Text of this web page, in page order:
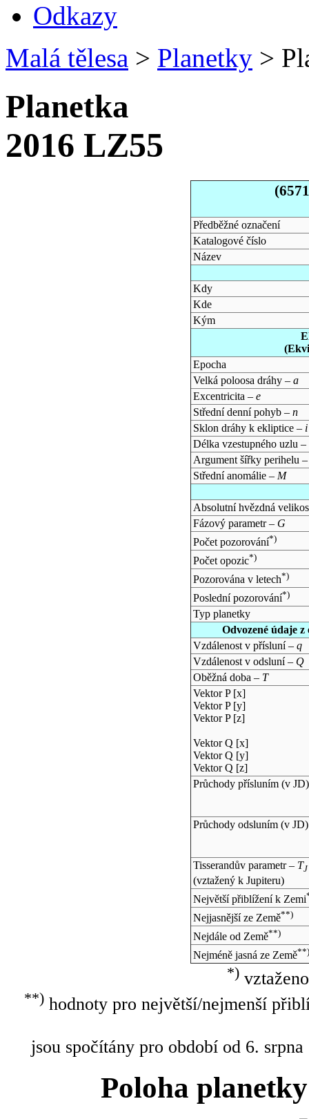
Odkazy
Malá tělesa > Planetky >
Planetka
2016 LZ55
Předběžné označení
Katalogové číslo
Název
Kdy
Kde
Kým
Epocha
Velká poloosa dráhy – a
Excentricita – e
Střední denní pohyb – n
Sklon dráhy k ekliptice – i
Délka vzestupného uzlu –
Argument šířky perihelu
Střední anomálie – M
Absolutní hvězdná
Fázový parametr – G
Počet pozorování*)
Počet opozic*)
Pozorována v letech*)
Poslední pozorování*)
Typ planetky
Odvozené údaje
Vzdálenost v přísluní – q
Vzdálenost v odsluní – Q
Oběžná doba – T
Vektor P [x]
Vektor P [y]
Vektor P [z]
Vektor Q [x]
Vektor Q [y]
Vektor Q [z]
Průchody přísluním (v JD)
Průchody odsluním (v JD)
Tisserandův parametr – TJ
(vztažený k Jupiteru)
Největší přiblížení k Zemi
Nejjasnější ze Země**)
Nejdále od Země**)
Nejméně jasná ze Země**)
*)
**)hodnoty pro největší/nejmenší
jsou spočítány pro období od 6.
Poloha